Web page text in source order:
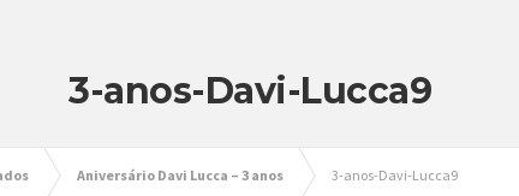
3-anos-Davi-Lucca9
Aniversário Davi Lucca – 3 anos 3-anos-Davi-Lucca9